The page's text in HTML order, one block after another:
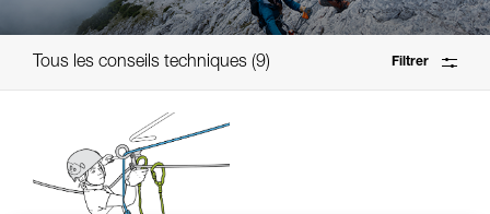
Tous les conseils techniques 9 Filtrer